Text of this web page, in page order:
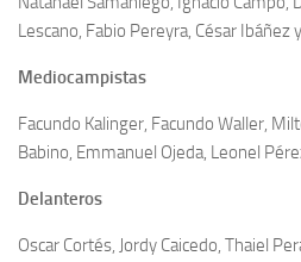
Lescano, Fabio Pereyra, César Ibáñez
Mediocampistas
Facundo Kalinger, Facundo Waller,
Babino, Emmanuel Ojeda, Leonel
Delanteros
Oscar Cortés, Jordy Caicedo, Thaiel